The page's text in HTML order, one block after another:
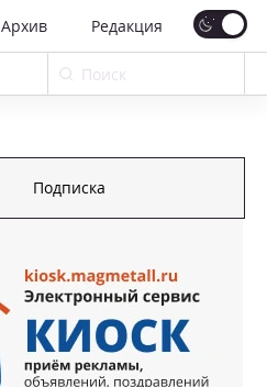
Архив Редакция
Подписка